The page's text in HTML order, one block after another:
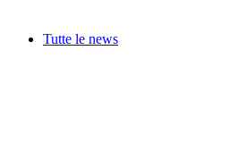
Tutte le news